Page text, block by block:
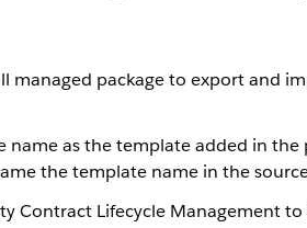
managed package to export and
as the template added in the
the template name in the
Contract Lifecycle Management to